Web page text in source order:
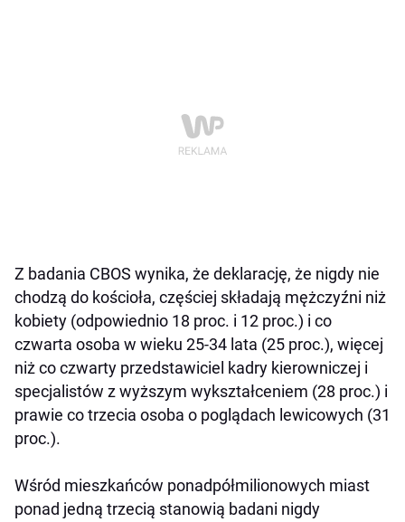
Z badania CBOS wynika, że deklarację, że nigdy nie
chodzą do kościoła, częściej składają mężczyźni niż
kobiety (odpowiednio 18 proc. i 12 proc.) i co
czwarta osoba w wieku 25-34 lata (25 proc.), więcej
niż co czwarty przedstawiciel kadry kierowniczej i
specjalistów z wyższym wykształceniem (28 proc.) i
prawie co trzecia osoba o poglądach lewicowych (31
proc.).
Wśród mieszkańców ponadpółmilionowych miast
ponad jedną trzecią stanowią badani nigdy